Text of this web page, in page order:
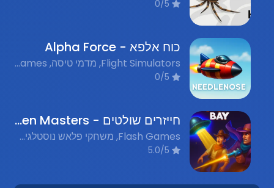
כוח אלפא - Alpha Force
Flight Simulators, מדמי טיסה, Combat Games, משחקי קרב, Arcade, ארקייד, Flash Games, משחקי פלאש נוסטלגים
חייזרים שולטים - Alien Masters
Flash Games, משחקי פלאש נוסטלגים, Retro, נוסטלגיה